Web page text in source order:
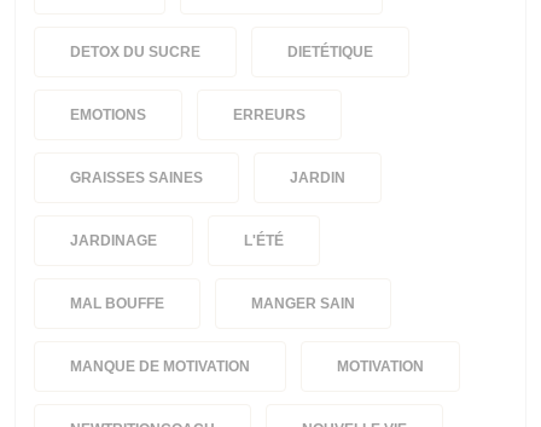
DETOX DU SUCRE DIETÉTIQUE
EMOTIONS ERREURS
GRAISSES SAINES JARDIN
JARDINAGE L'ÉTÉ
MAL BOUFFE MANGER SAIN
MANQUE DE MOTIVATION MOTIVATION